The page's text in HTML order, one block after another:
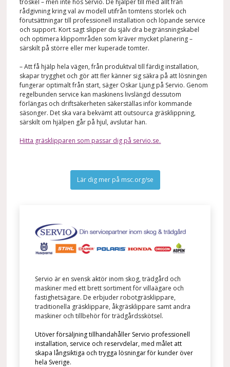
tröskel – men inte hos Servio. De hjälper till med allt från
rådgivning kring val av modell utifrån tomtens storlek och
förutsättningar till professionell installation och löpande service
och support. Kort sagt slipper du själv dra begränsningskabel
och optimera klippområden som kräver mycket planering –
särskilt på större eller mer kuperade tomter.
– Att få hjälp hela vägen, från produktval till färdig installation,
skapar trygghet och gör att fler känner sig säkra på att lösningen
fungerar optimalt från start, säger Oskar Ljung på Servio. Genom
regelbunden service kan maskinens livslängd dessutom
förlängas och driftsäkerheten säkerställas inför kommande
säsonger. Det ska vara bekvämt att outsourca gräsklippning,
särskilt om hjälpen går på hjul, avslutar han.
Hitta gräsklipparen som passar dig på servio.se.
Lär dig mer på msc.org/se
Servio är en svensk aktör inom skog, trädgård och
maskiner med ett brett sortiment för villaägare och
fastighetsägare. De erbjuder robotgräsklippare,
traditionella gräsklippare, åkgräsklippare samt andra
maskiner och tillbehör för trädgårdsskötsel.
Utöver försäljning tillhandahåller Servio professionell
installation, service och reservdelar, med målet att
skapa långsiktiga och trygga lösningar för kunder över
hela Sverige.